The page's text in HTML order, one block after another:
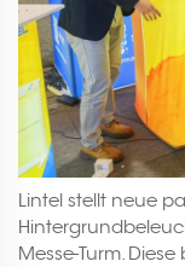
Lintel stellt neue
Messe-Turm.